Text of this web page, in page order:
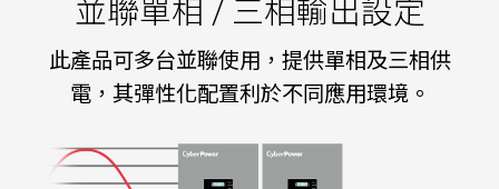
並聯單相 / 三相輸出設定
此產品可多台並聯使用，提供單相及三相供
電，其彈性化配置利於不同應用環境。